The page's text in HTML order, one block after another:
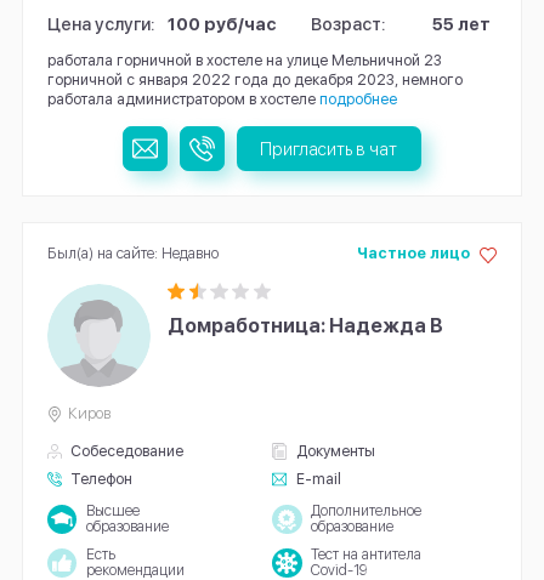
Цена услуги: 100 руб/час Возраст: 55 лет
работала горничной в хостеле на улице Мельничной 23
горничной с января 2022 года до декабря 2023, немного
работала администратором в хостеле подробнее
Пригласить в чат
Домработница: Надежда В
Собеседование
Документы
Телефон
E-mail
Частное лицо
Киров
Высшее
образование
Дополнительное
образование
Есть
рекомендации
Тест на антитела
Covid-19
Был(а) на сайте: Недавно